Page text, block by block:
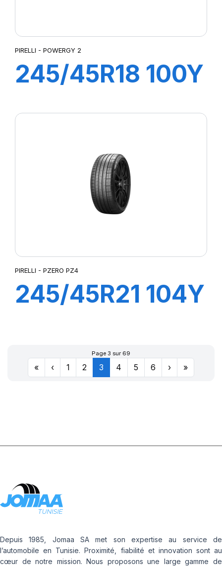
PIRELLI - POWERGY 2
245/45R18 100Y
PIRELLI - PZERO PZ4
245/45R21 104Y
PZ4(J) (LR)ncs
Page 3 sur 69
« ‹ 1 2 3 4 5 6 › »
Depuis 1985, Jomaa SA met son expertise au service de
l’automobile en Tunisie. Proximité, fiabilité et innovation sont au
cœur de notre mission. Nous proposons une large gamme de